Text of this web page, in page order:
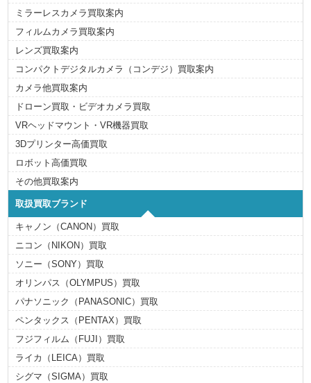
ミラーレスカメラ買取案内
フィルムカメラ買取案内
レンズ買取案内
コンパクトデジタルカメラ（コンデジ）買取案内
カメラ他買取案内
ドローン買取・ビデオカメラ買取
VRヘッドマウント・VR機器買取
3Dプリンター高価買取
ロボット高価買取
その他買取案内
取扱買取ブランド
キャノン（CANON）買取
ニコン（NIKON）買取
ソニー（SONY）買取
オリンパス（OLYMPUS）買取
パナソニック（PANASONIC）買取
ペンタックス（PENTAX）買取
フジフィルム（FUJI）買取
ライカ（LEICA）買取
シグマ（SIGMA）買取